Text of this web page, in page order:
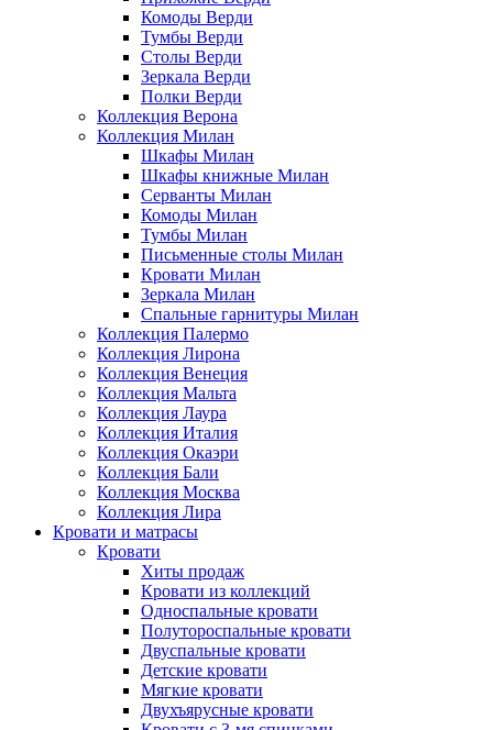
Комоды Верди
Тумбы Верди
Столы Верди
Зеркала Верди
Полки Верди
Коллекция Верона
Коллекция Милан
Шкафы Милан
Шкафы книжные Милан
Серванты Милан
Комоды Милан
Тумбы Милан
Письменные столы Милан
Кровати Милан
Зеркала Милан
Спальные гарнитуры Милан
Коллекция Палермо
Коллекция Лирона
Коллекция Венеция
Коллекция Мальта
Коллекция Лаура
Коллекция Италия
Коллекция Окаэри
Коллекция Бали
Коллекция Москва
Коллекция Лира
Кровати и матрасы
Кровати
Хиты продаж
Кровати из коллекций
Односпальные кровати
Полутороспальные кровати
Двуспальные кровати
Детские кровати
Мягкие кровати
Двухъярусные кровати